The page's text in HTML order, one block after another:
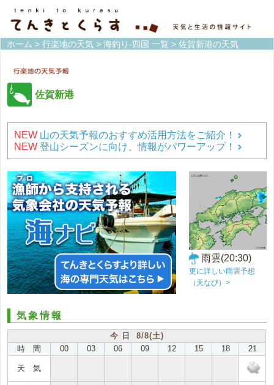
ホーム > 行楽地の天気 > 海釣り-四国 一覧 > 佐賀新港の天気
佐賀新港
NEW 山の天気予報のおすすめ活用方法をご紹介！
NEW 登山シーズンに向け、情報がパワーアップ！
雨雲(20:30)
更に詳しい雨雲予想
（天なび）>
気象情報
今 日 8/8(土)
時 間
00 03 06 09 12 15 18 21
天 気